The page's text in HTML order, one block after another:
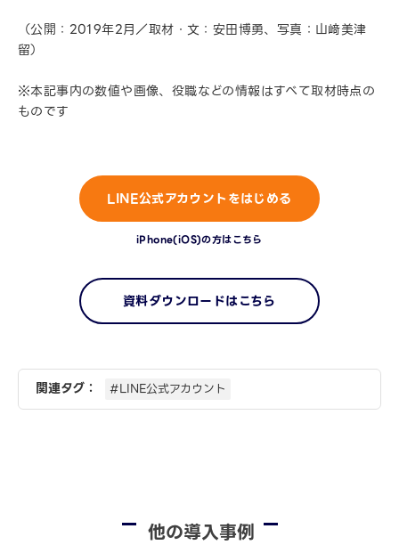
（公開：2019年2月／取材・文：安田博勇、写真：山﨑美津
留）
※本記事内の数値や画像、役職などの情報はすべて取材時点の
ものです
LINE公式アカウントをはじめる
iPhone(iOS)の方はこちら
資料ダウンロードはこちら
関連タグ： #LINE公式アカウント
他の導入事例